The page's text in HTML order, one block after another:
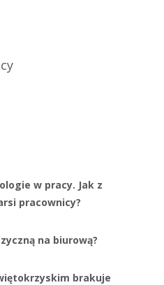
w pracy. Jak z
pracownicy?
na biurową?
brakuje